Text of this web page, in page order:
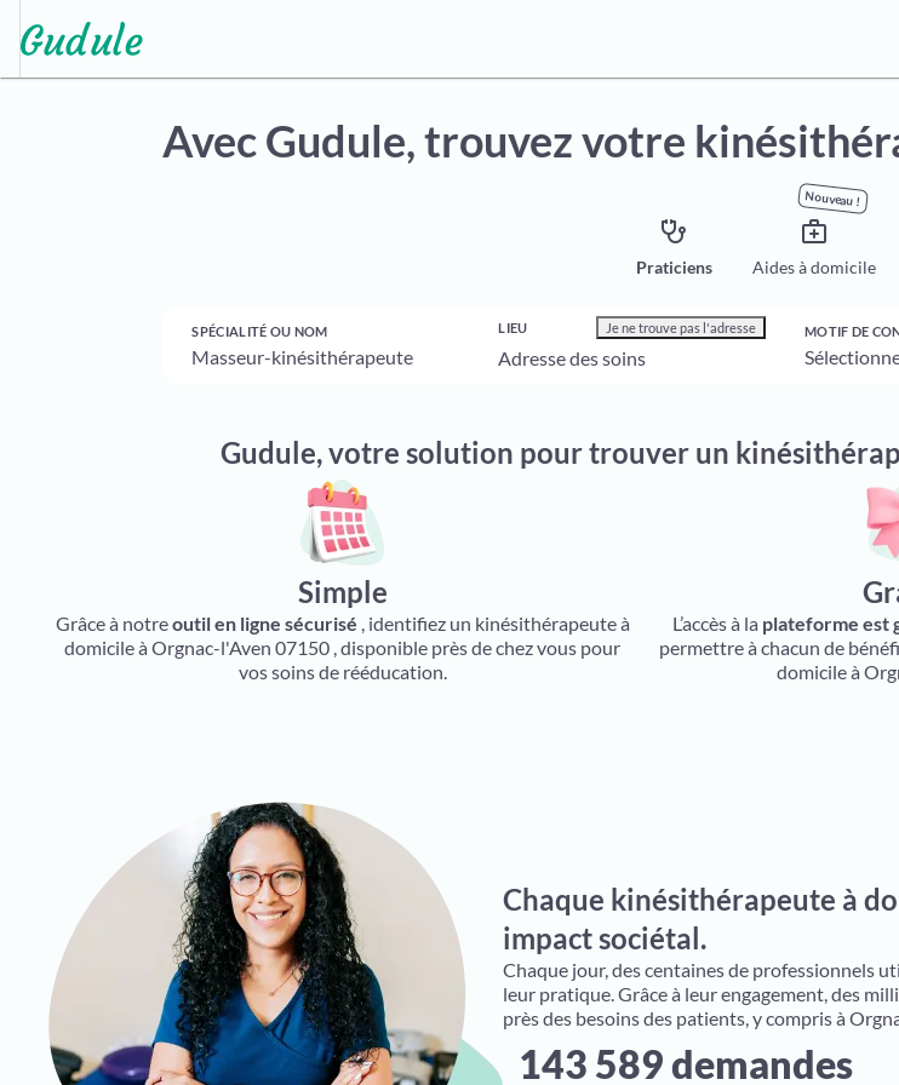
Avec Gudule,trouvez votre
stethoscope
Praticiens
Nouveau !
medical_services
Aides à domicile
SPÉCIALITÉ OU NOM LIEU Je ne trouve pas l'adresse MOTIF DE
Gudule, votre solution pour trouver un
Simple
Grâce à notreoutil en ligne sécurisé , identifiez un kinésithérapeute à
domicile à Orgnac-l'Aven 07150 , disponible près de chez vous pour
vos soins de rééducation.
L’accès à la plateforme est
permettre à chacun de
domicile à
Chaque kinésithérapeute à
impact sociétal.
Chaque jour, des centaines de professionnels
leur pratique. Grâce à leur engagement, des
près des besoins des patients, y compris à
143 589 demandes